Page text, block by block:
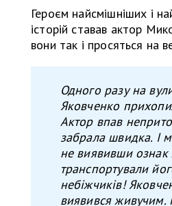
Героєм найсмішніших і
історій ставав актор
вони так і просяться на
Одного разу на
Яковченко
Актор впав
забрала швидка. І
не виявивши ознак
транспортували
небіжчиків!
виявився живучим.